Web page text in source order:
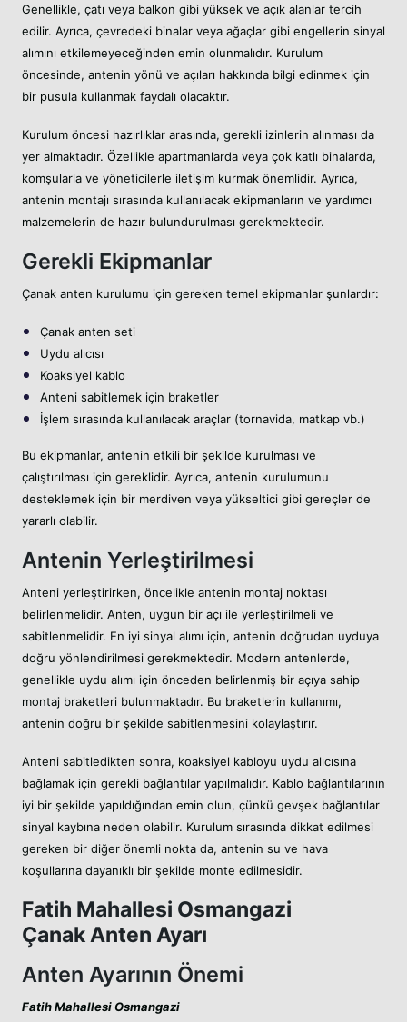
Genellikle, çatı veya balkon gibi yüksek ve açık alanlar tercih
edilir. Ayrıca, çevredeki binalar veya ağaçlar gibi engellerin sinyal
alımını etkilemeyeceğinden emin olunmalıdır. Kurulum
öncesinde, antenin yönü ve açıları hakkında bilgi edinmek için
bir pusula kullanmak faydalı olacaktır.
Kurulum öncesi hazırlıklar arasında, gerekli izinlerin alınması da
yer almaktadır. Özellikle apartmanlarda veya çok katlı binalarda,
komşularla ve yöneticilerle iletişim kurmak önemlidir. Ayrıca,
antenin montajı sırasında kullanılacak ekipmanların ve yardımcı
malzemelerin de hazır bulundurulması gerekmektedir.
Gerekli Ekipmanlar
Çanak anten kurulumu için gereken temel ekipmanlar şunlardır:
Çanak anten seti
Uydu alıcısı
Koaksiyel kablo
Anteni sabitlemek için braketler
İşlem sırasında kullanılacak araçlar (tornavida, matkap vb.)
Bu ekipmanlar, antenin etkili bir şekilde kurulması ve
çalıştırılması için gereklidir. Ayrıca, antenin kurulumunu
desteklemek için bir merdiven veya yükseltici gibi gereçler de
yararlı olabilir.
Antenin Yerleştirilmesi
Anteni yerleştirirken, öncelikle antenin montaj noktası
belirlenmelidir. Anten, uygun bir açı ile yerleştirilmeli ve
sabitlenmelidir. En iyi sinyal alımı için, antenin doğrudan uyduya
doğru yönlendirilmesi gerekmektedir. Modern antenlerde,
genellikle uydu alımı için önceden belirlenmiş bir açıya sahip
montaj braketleri bulunmaktadır. Bu braketlerin kullanımı,
antenin doğru bir şekilde sabitlenmesini kolaylaştırır.
Anteni sabitledikten sonra, koaksiyel kabloyu uydu alıcısına
bağlamak için gerekli bağlantılar yapılmalıdır. Kablo bağlantılarının
iyi bir şekilde yapıldığından emin olun, çünkü gevşek bağlantılar
sinyal kaybına neden olabilir. Kurulum sırasında dikkat edilmesi
gereken bir diğer önemli nokta da, antenin su ve hava
koşullarına dayanıklı bir şekilde monte edilmesidir.
Fatih Mahallesi Osmangazi
Çanak Anten Ayarı
Anten Ayarının Önemi
Fatih Mahallesi Osmangazi